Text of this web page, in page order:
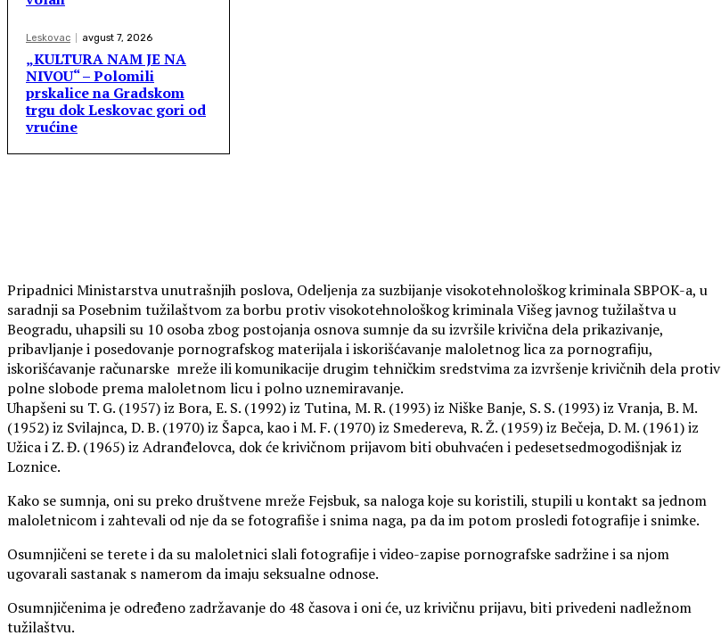
Leskovac avgust 7, 2026
„KULTURA NAM JE NA
NIVOU“ – Polomili
prskalice na Gradskom
trgu dok Leskovac gori od
vrućine
Pripadnici Ministarstva unutrašnjih poslova, Odeljenja za suzbijanje visokotehnološkog kriminala SBPOK-a, u
saradnji sa Posebnim tužilaštvom za borbu protiv visokotehnološkog kriminala Višeg javnog tužilaštva u
Beogradu, uhapsili su 10 osoba zbog postojanja osnova sumnje da su izvršile krivična dela prikazivanje,
pribavljanje i posedovanje pornografskog materijala i iskorišćavanje maloletnog lica za pornografiju,
iskorišćavanje računarske mreže ili komunikacije drugim tehničkim sredstvima za izvršenje krivičnih dela protiv
polne slobode prema maloletnom licu i polno uznemiravanje.
Uhapšeni su T. G. (1957) iz Bora, E. S. (1992) iz Tutina, M. R. (1993) iz Niške Banje, S. S. (1993) iz Vranja, B. M.
(1952) iz Svilajnca, D. B. (1970) iz Šapca, kao i M. F. (1970) iz Smedereva, R. Ž. (1959) iz Bečeja, D. M. (1961) iz
Užica i Z. Đ. (1965) iz Adranđelovca, dok će krivičnom prijavom biti obuhvaćen i pedesetsedmogodišnjak iz
Loznice.
Kako se sumnja, oni su preko društvene mreže Fejsbuk, sa naloga koje su koristili, stupili u kontakt sa jednom
maloletnicom i zahtevali od nje da se fotografiše i snima naga, pa da im potom prosledi fotografije i snimke.
Osumnjičeni se terete i da su maloletnici slali fotografije i video-zapise pornografske sadržine i sa njom
ugovarali sastanak s namerom da imaju seksualne odnose.
Osumnjičenima je određeno zadržavanje do 48 časova i oni će, uz krivičnu prijavu, biti privedeni nadležnom
tužilaštvu.